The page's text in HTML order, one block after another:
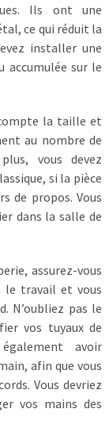
Ils ont une
ce qui réduit la
installer une
accumulée sur le
la taille et
au nombre de
vous devez
si la pièce
de propos. Vous
dans la salle de
assurez-vous
le travail et vous
N’oubliez pas le
vos tuyaux de
avoir
afin que vous
Vous devriez
vos mains des